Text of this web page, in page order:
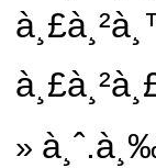
»